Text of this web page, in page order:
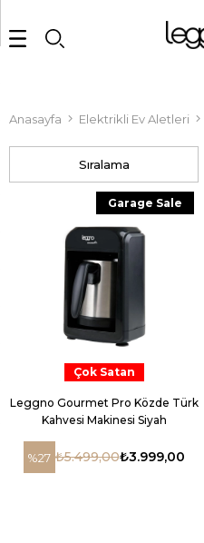
Anasayfa Elektrikli Ev Aletleri
Sıralama
Çok Satan
Leggno Gourmet Pro Közde Türk
Kahvesi Makinesi Siyah
₺3.999,00
₺5.499,00
%27
Garage Sale